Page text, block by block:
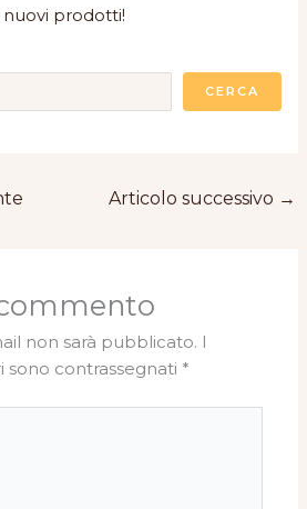
prodotti!
CERCA
Articolo successivo →
non sarà pubblicato. I
contrassegnati *